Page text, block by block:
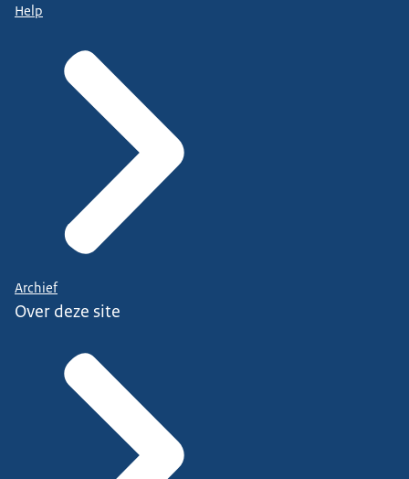
Help
Archief
Over deze site